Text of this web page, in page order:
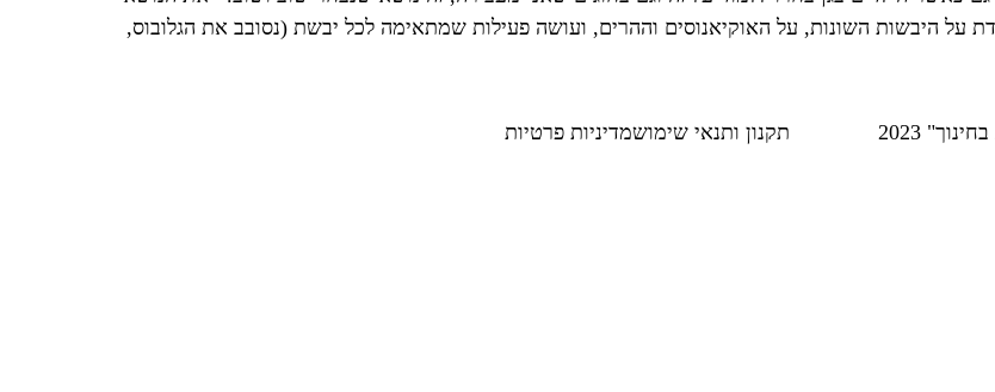
על היבשות השונות, על האוקיאנוסים וההרים, ועושה פעילות שמתאימה לכל יבשת (נסובב את הגלובוס,
2023 תקנון ותנאי שימושמדיניות פרטיות